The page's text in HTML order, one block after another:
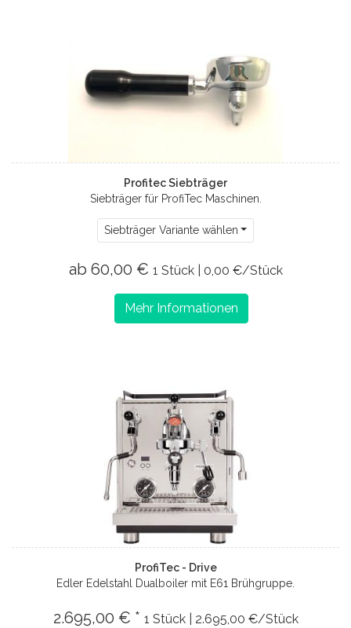
Profitec Siebträger
Siebträger für ProfiTec Maschinen.
Siebträger Variante wählen
ab 60,00 € 1 Stück | 0,00 €/Stück
Mehr Informationen
ProfiTec - Drive
Edler Edelstahl Dualboiler mit E61 Brühgruppe.
2.695,00 € * 1 Stück | 2.695,00 €/Stück